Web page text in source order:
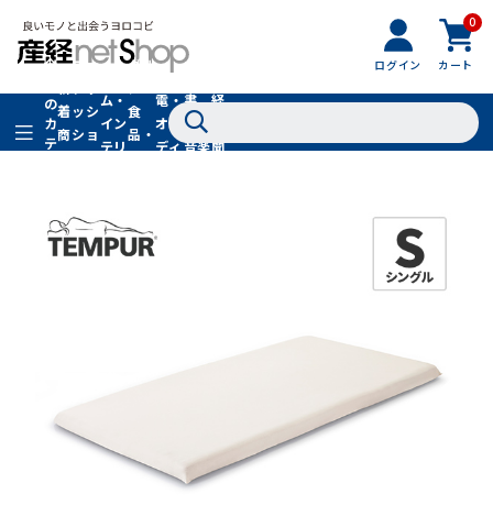
ログイン
0
カート
全
の
カ
テ
着
商
品
フ
ッ
シ
ョ
フ
ァ
シ
ョ
ン
ム・
イン
テリ
グル
食
品・
ドリ
家
電・
オー
ディ
書
籍・
音楽
経
聞